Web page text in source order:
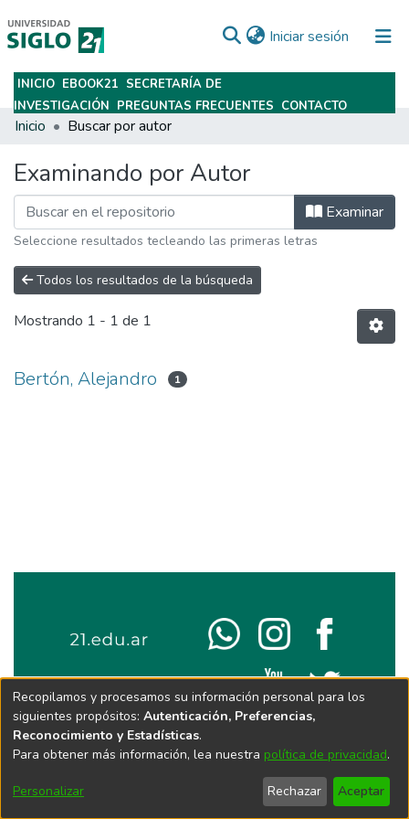
Iniciar sesión (current)
Subir
INICIO EBOOK21 SECRETARÍA DE
INVESTIGACIÓN PREGUNTAS FRECUENTES CONTACTO
Inicio Buscar por autor
Examinando por Autor
Examinar
Seleccione resultados tecleando las primeras letras
Todos los resultados de la búsqueda
Mostrando 1 - 1 de 1
Bertón, Alejandro 1
Recopilamos y procesamos su información personal para los
siguientes propósitos: Autenticación, Preferencias,
Reconocimiento y Estadísticas.
Para obtener más información, lea nuestra política de privacidad.
Personalizar Rechazar Aceptar